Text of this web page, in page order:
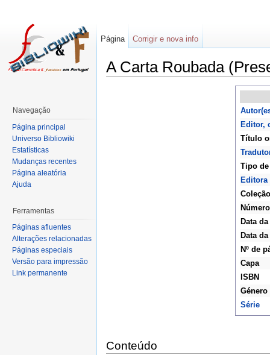
A Carta Roubada
Editor,
Título
Tipo
Editora
Coleção
Número
Data
Data
Nº de
Capa
ISBN
Género
Série
Conteúdo
Página Corrigir e nova info
Navegação
Página principal
Universo Bibliowiki
Estatísticas
Mudanças recentes
Página aleatória
Ajuda
Ferramentas
Páginas afluentes
Alterações relacionadas
Páginas especiais
Versão para impressão
Link permanente